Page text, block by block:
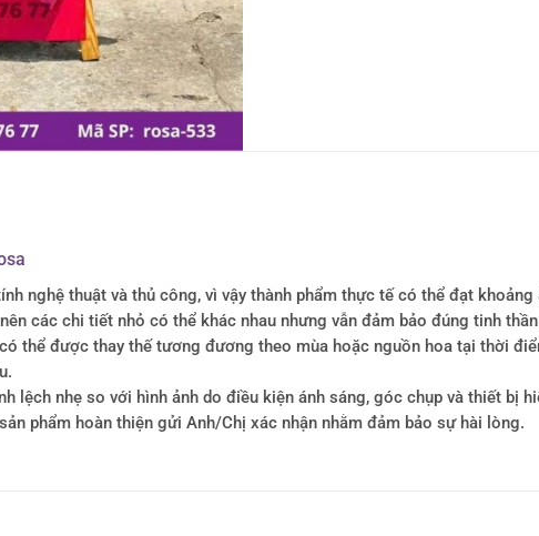
nghệ thuật và thủ công, vì vậy thành phẩm thực tế có thể đạt
các chi tiết nhỏ có thể khác nhau nhưng vẫn đảm bảo đúng tinh
thể được thay thế tương đương theo mùa hoặc nguồn hoa tại thời
lệch nhẹ so với hình ảnh do điều kiện ánh sáng, góc chụp và thiết bị
phẩm hoàn thiện gửi Anh/Chị xác nhận nhằm đảm bảo sự hài lòng.